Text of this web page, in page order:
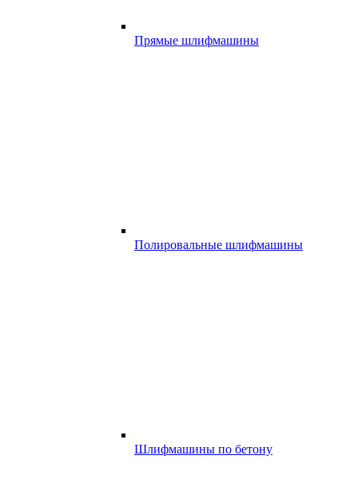
Прямые шлифмашины
Полировальные шлифмашины
Шлифмашины по бетону